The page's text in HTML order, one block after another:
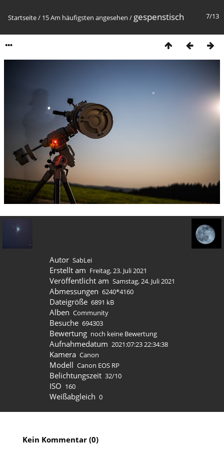
7/13
Startseite/ 15 Am häufigsten angesehen / gespenstisch
Autor SabLei
Erstellt am Freitag, 23. Juli 2021
Veröffentlicht am Samstag, 24. Juli 2021
Abmessungen 6240*4160
Dateigröße 6891 kB
Alben Community
Besuche 694303
Bewertung noch keine Bewertung
Aufnahmedatum 2021:07:23 22:34:38
Kamera Canon
Modell Canon EOS RP
Belichtungszeit 32/10
ISO 160
Weißabgleich 0
Kein Kommentar (0)